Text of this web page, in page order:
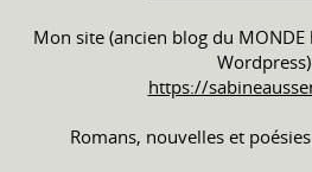
Mon site (ancien blog du MONDE
https://
Romans, nouvelles et